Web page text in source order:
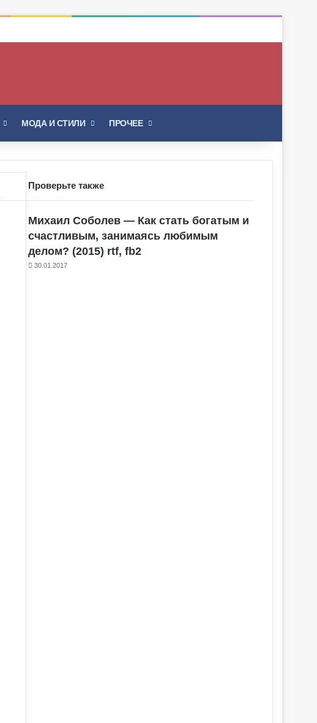
МОДА И СТИЛИ ПРОЧЕЕ
Проверьте также
Закрыть
Михаил Соболев — Как стать богатым и
счастливым, занимаясь любимым
делом? (2015) rtf, fb2
30.01.2017